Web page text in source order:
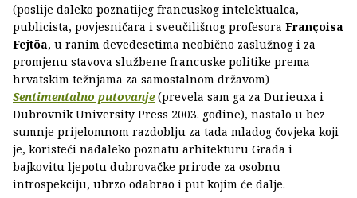
(poslije daleko poznatijeg francuskog intelektualca,
publicista, povjesničara i sveučilišnog profesora Françoisa
Fejtöa, u ranim devedesetima neobično zaslužnog i za
promjenu stavova službene francuske politike prema
hrvatskim težnjama za samostalnom državom)
Sentimentalno putovanje(prevela sam ga za Durieuxa i
Dubrovnik University Press 2003. godine), nastalo u bez
sumnje prijelomnom razdoblju za tada mladog čovjeka koji
je, koristeći nadaleko poznatu arhitekturu Grada i
bajkovitu ljepotu dubrovačke prirode za osobnu
introspekciju, ubrzo odabrao i put kojim će dalje.